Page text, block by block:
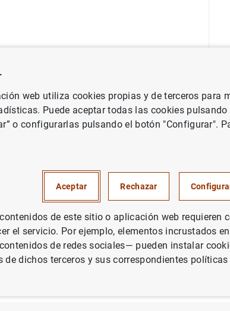
Banco Central Europeo Notas de prensa del Banco
sector bancario relativas
correspondientes al
de 2023
PRUDENCIAL, MUS
web utiliza cookies propias y de terceros para
Puede aceptar todas las cookies
o configurarlas pulsando el botón "Configurar".
Aceptar Rechazar
de este sitio o aplicación web requieren
el servicio. Por ejemplo, elementos incrustados
de redes sociales— pueden instalar
de dichos terceros y sus correspondientes